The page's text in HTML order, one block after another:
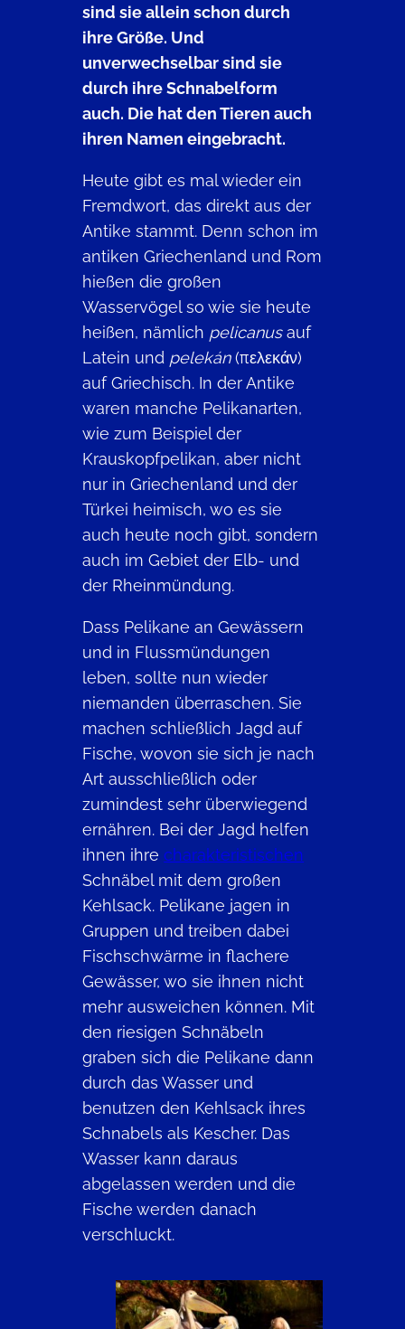
sind sie allein schon durch
ihre Größe. Und
unverwechselbar sind sie
durch ihre Schnabelform
auch. Die hat den Tieren auch
ihren Namen eingebracht.
Heute gibt es mal wieder ein
Fremdwort, das direkt aus der
Antike stammt. Denn schon im
antiken Griechenland und Rom
hießen die großen
Wasservögel so wie sie heute
heißen, nämlich pelicanusauf
Latein und pelekán(πελεκάν)
auf Griechisch. In der Antike
waren manche Pelikanarten,
wie zum Beispiel der
Krauskopfpelikan, aber nicht
nur in Griechenland und der
Türkei heimisch, wo es sie
auch heute noch gibt, sondern
auch im Gebiet der Elb- und
der Rheinmündung.
Dass Pelikane an Gewässern
und in Flussmündungen
leben, sollte nun wieder
niemanden überraschen. Sie
machen schließlich Jagd auf
Fische, wovon sie sich je nach
Art ausschließlich oder
zumindest sehr überwiegend
ernähren. Bei der Jagd helfen
ihnen ihre charakteristischen
Schnäbel mit dem großen
Kehlsack. Pelikane jagen in
Gruppen und treiben dabei
Fischschwärme in flachere
Gewässer, wo sie ihnen nicht
mehr ausweichen können. Mit
den riesigen Schnäbeln
graben sich die Pelikane dann
durch das Wasser und
benutzen den Kehlsack ihres
Schnabels als Kescher. Das
Wasser kann daraus
abgelassen werden und die
Fische werden danach
verschluckt.